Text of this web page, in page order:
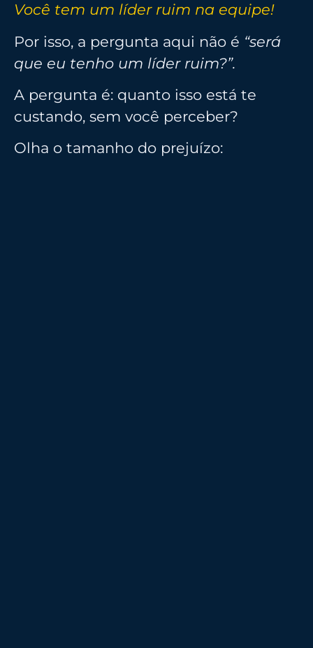
Você tem um líder ruim na equipe!
Por isso, a pergunta aqui não é “será
que eu tenho um líder ruim?”.
A pergunta é: quanto isso está te
custando, sem você perceber?
Olha o tamanho do prejuízo: